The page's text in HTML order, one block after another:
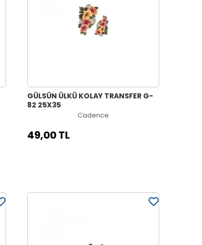
GÜLSÜN ÜLKÜ KOLAY TRANSFER G-
82 25X35
Cadence
49,00 TL